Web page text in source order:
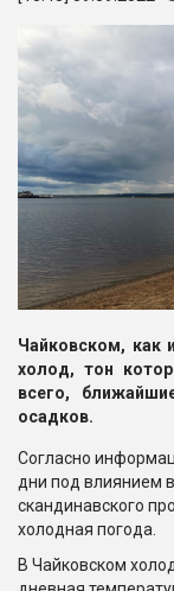
Чайковском, как
холод, тон
всего,
осадков.
Согласно
дни под влиянием
скандинавского
холодная погода.
В Чайковском